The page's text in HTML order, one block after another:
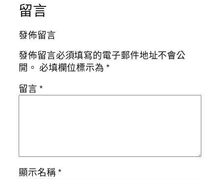
留言
發佈留言
發佈留言必須填寫的電子郵件地址不會公
開。 必填欄位標示為*
留言*
顯示名稱*